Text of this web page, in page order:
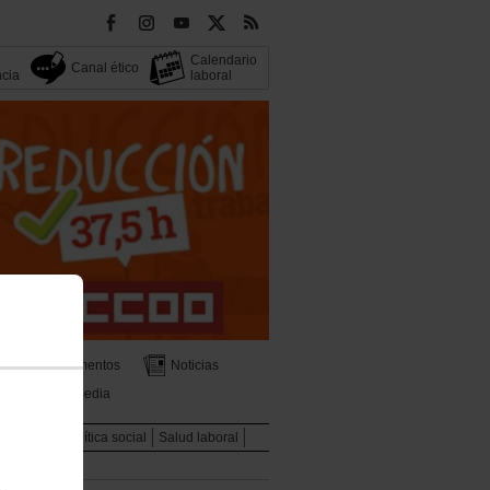
Canal ético
Calendario
laboral
Documentos
Noticias
Multimedia
Política social
Salud laboral